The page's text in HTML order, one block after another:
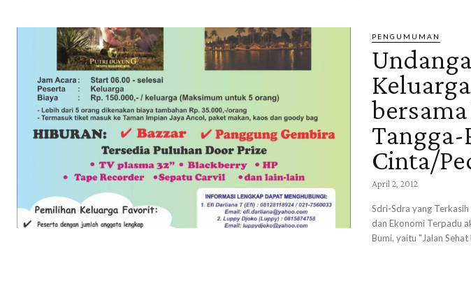
PENGUMUMAN
Tangga-
Cinta/
April 2, 2012
Sdri-Sdra yang
dan Ekonomi Terpadu
Bumi, yaitu "Jalan